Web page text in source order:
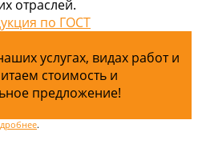
.
отраслей.
по ГОСТ
услугах, видах работ и
стоимость и
предложение!